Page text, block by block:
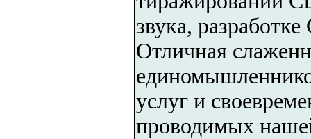
звука,
Отличная
услуг и
проводимых